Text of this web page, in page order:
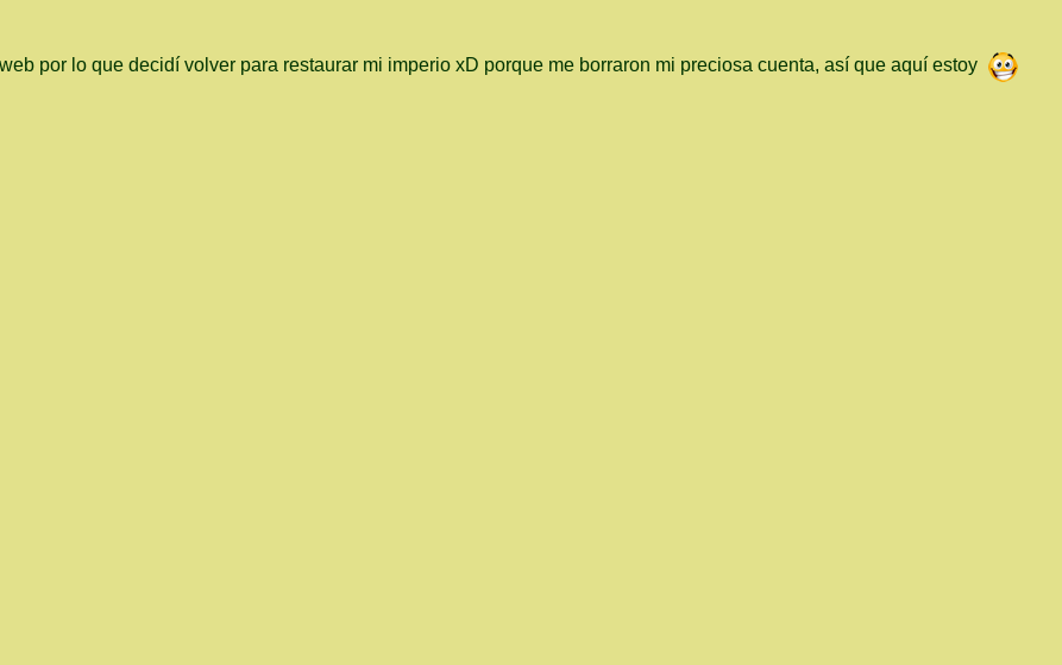
por lo que decidí volver para restaurar mi imperio xD porque me borraron mi preciosa cuenta, así que aquí estoy